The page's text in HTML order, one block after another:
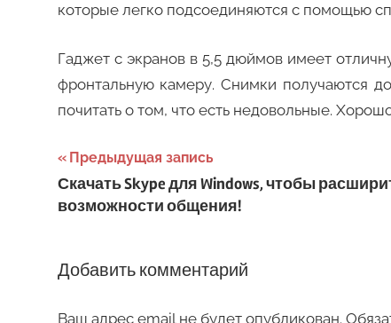
которые легко подсоединяются с помощью
Гаджет с экранов в 5,5 дюймов имеет
фронтальную камеру. Снимки получаются
почитать о том, что есть недовольные.
Навигация
по
Предыдущая запись
Скачать Skype для Windows, чтобы
возможности общения!
Добавить комментарий
Ваш адрес email не будет опубликован.